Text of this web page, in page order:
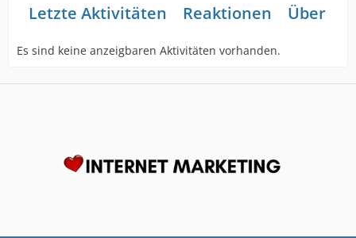
Letzte Aktivitäten Reaktionen Über
Es sind keine anzeigbaren Aktivitäten vorhanden.